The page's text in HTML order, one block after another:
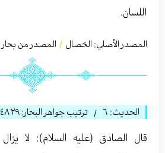
اللسان.
المصدر الأصلي: الخصال / المصدر من بحار
الحديث: ٦ / ترتيب جواهر البحار: ٤٨٢٩
قال الصادق (عليه السلام): لا